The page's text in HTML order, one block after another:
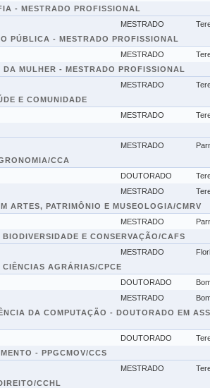
- MESTRADO PROFISSIONAL
MESTRADO
PÚBLICA - MESTRADO PROFISSIONAL
MESTRADO
MULHER - MESTRADO PROFISSIONAL
MESTRADO
E COMUNIDADE
MESTRADO
MESTRADO
CCA
DOUTORADO
MESTRADO
ARTES, PATRIMÔNIO E MUSEOLOGIA/CMRV
MESTRADO
E CONSERVAÇÃO/CAFS
MESTRADO
AGRÁRIAS/CPCE
DOUTORADO
MESTRADO
DA COMPUTAÇÃO - DOUTORADO EM
DOUTORADO
- PPGCMOV/CCS
MESTRADO
CCHL